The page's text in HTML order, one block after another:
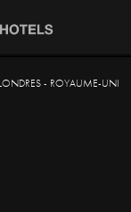
LONDRES - ROYAUME-UNI